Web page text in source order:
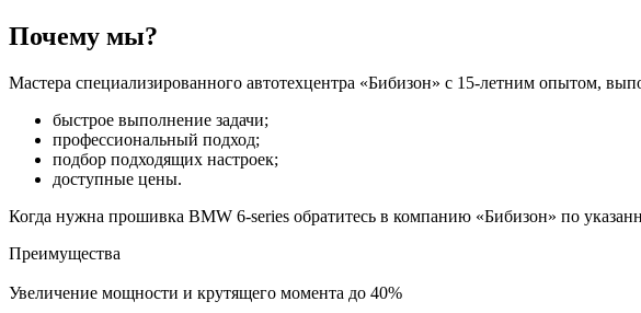
Почему мы?
Мастера специализированного автотехцентра «Бибизон» с 15-летним опытом,
быстрое выполнение задачи;
профессиональный подход;
подбор подходящих настроек;
доступные цены.
Когда нужна прошивка BMW 6-series обратитесь в компанию «Бибизон» по
Преимущества
Увеличение мощности и крутящего момента до 40%